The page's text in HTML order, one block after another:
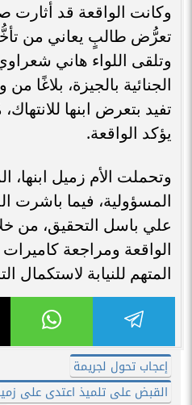
وكانت الواقعة قد أثارت
تعرُّض طالبٍ يعاني من
وتلقى اللواء هاني
تفيد بتعرض ابنها
يؤكد الواقعة.
وتحملت الأم زميل
المسؤولية، فيما باشرت
علي باسل التحقيق، من
الواقعة ومراجعة كاميرات
المتهم للنيابة لاستكمال
إعجاب تحول لجريمة
القبض على تلميذ اعتدى على